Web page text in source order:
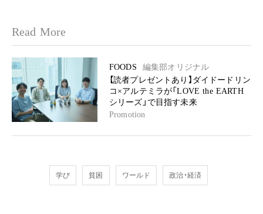
Read More
FOODS
編集部オリジナル
【読者プレゼントあり】ダイドードリン
コ×アルテミラが「LOVE the EARTH
シリーズ」で目指す未来
Promotion
学び 貧困 ワールド 政治・経済